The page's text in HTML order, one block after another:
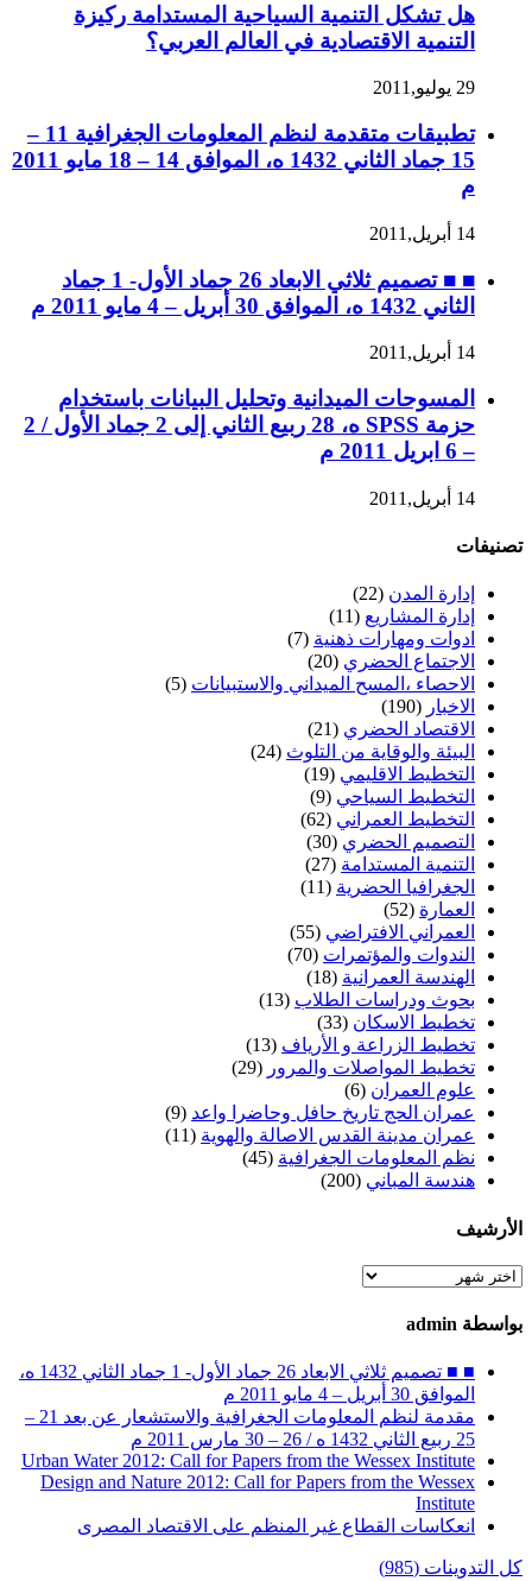
هل تشكل التنمية السياحية المستدامة ركيزة
التنمية الاقتصادية في العالم العربي؟
29 يوليو,2011
تطبيقات متقدمة لنظم المعلومات الجغرافية 11 –
15 جماد الثاني 1432 ه، الموافق 14 – 18 مايو 2011
م
14 أبريل,2011
■ ■ تصميم ثلاثي الابعاد 26 جماد الأول- 1 جماد
الثاني 1432 ه، الموافق 30 أبريل – 4 مايو 2011 م
14 أبريل,2011
المسوحات الميدانية وتحليل البيانات باستخدام
حزمة SPSS ه، 28 ربيع الثاني إلى 2 جماد الأول / 2
– 6 ابريل 2011 م
14 أبريل,2011
تصنيفات
إدارة المدن (22)
إدارة المشاريع (11)
ادوات ومهارات ذهنية (7)
الاجتماع الحضري (20)
الاحصاء ،المسح الميداني والاستبيانات (5)
الاخبار (190)
الاقتصاد الحضري (21)
البيئة والوقاية من التلوث (24)
التخطيط الاقليمي (19)
التخطيط السياحي (9)
التخطيط العمراني (62)
التصميم الحضري (30)
التنمية المستدامة (27)
الجغرافيا الحضرية (11)
العمارة (52)
العمراني الافتراضي (55)
الندوات والمؤتمرات (70)
الهندسة العمرانية (18)
بحوث ودراسات الطلاب (13)
تخطيط الاسكان (33)
تخطيط الزراعة و الأرياف (13)
تخطيط المواصلات والمرور (29)
علوم العمران (6)
عمران الحج تاريخ حافل وحاضرا واعد (9)
عمران مدينة القدس الاصالة والهوية (11)
نظم المعلومات الجغرافية (45)
هندسة المباني (200)
الأرشيف
الأرشيف
بواسطة admin
■ ■ تصميم ثلاثي الابعاد 26 جماد الأول- 1 جماد الثاني 1432 ه،
الموافق 30 أبريل – 4 مايو 2011 م
مقدمة لنظم المعلومات الجغرافية والاستشعار عن بعد 21 –
25 ربيع الثاني 1432 ه / 26 – 30 مارس 2011 م
Urban Water 2012: Call for Papers from the Wessex Institute
Design and Nature 2012: Call for Papers from the Wessex
Institute‏
انعكاسات القطاع غير المنظم على الاقتصاد المصرى
كل التدوينات (985)